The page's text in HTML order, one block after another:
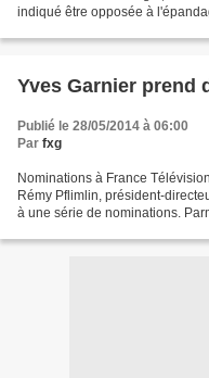
indiqué être opposée à
Yves Garnier prend
Publié le 28/05/2014 à 06:00
Par fxg
Nominations à France
Rémy Pflimlin, président-
à une série de nominations.